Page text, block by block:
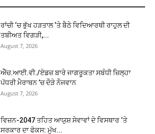
ਰਾਂਚੀ ‘ਚ ਭੁੱਖ ਹੜਤਾਲ ‘ਤੇ ਬੈਠੇ ਵਿਦਿਆਰਥੀ ਰਾਹੁਲ ਦੀ
ਤਬੀਅਤ ਵਿਗੜੀ,...
August 7, 2026
ਐੱਚ.ਆਈ.ਵੀ./ਏਡਜ਼ ਬਾਰੇ ਜਾਗਰੂਕਤਾ ਸਬੰਧੀ ਜ਼ਿਲ੍ਹਾ
ਪੱਧਰੀ ਮੈਰਾਥਨ ’ਚ ਦੌੜੇ ਨੌਜਵਾਨ
August 7, 2026
ਵਿਜ਼ਨ-2047 ਤਹਿਤ ਆਯੁਸ਼ ਸੇਵਾਵਾਂ ਦੇ ਵਿਸਥਾਰ ‘ਤੇ
ਸਰਕਾਰ ਦਾ ਫੋਕਸ: ਮੁੱਖ...